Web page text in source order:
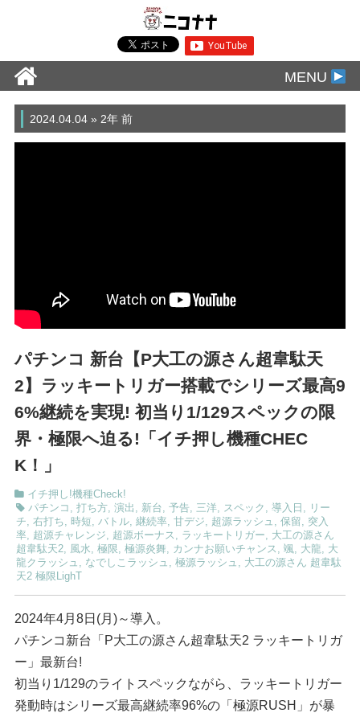
MENU
2024.04.04 » 2年 前
パチンコ 新台【P大工の源さん超韋駄天
2】ラッキートリガー搭載でシリーズ最高9
6%継続を実現! 初当り1/129スペックの限
界・極限へ迫る!「イチ押し機種CHEC
K！」
イチ押し!機種Check!
パチンコ , 打ち方, 演出 , 新台, 予告, 三洋, スペック , 導入日 , リー
チ, 右打ち, 時短, バトル, 継続率, 甘デジ, 超源ラッシュ , 保留, 突入
率, 超源チャレンジ, 超源ボーナス , ラッキートリガー, 大工の源さん
超韋駄天2, 風水, 極限, 極源炎舞, カンナお願いチャンス , 颯, 大龍, 大
龍クラッシュ , なでしこラッシュ , 極源ラッシュ , 大工の源さん 超韋駄
天2 極限LighT
2024年4月8日(月)～導入。
パチンコ新台「P大工の源さん超韋駄天2 ラッキートリガ
ー」最新台!
初当り1/129のライトスペックながら、ラッキートリガー
発動時はシリーズ最高継続率96%の「極源RUSH」が暴